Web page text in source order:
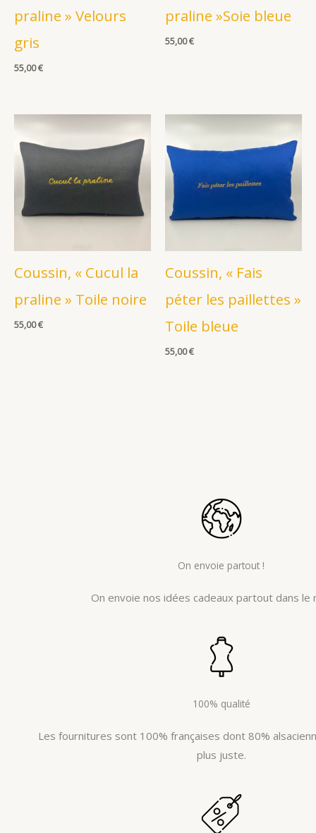
praline » Velours
gris
55,00€
praline »Soie bleue
55,00€
Coussin, « Cucul la
praline » Toile noire
55,00€
Coussin, « Fais
péter les paillettes »
Toile bleue
55,00€
On envoie partout !
On envoie nos idées cadeaux partout dans le
100% qualité
Les fournitures sont 100% françaises dont 80%
plus juste.